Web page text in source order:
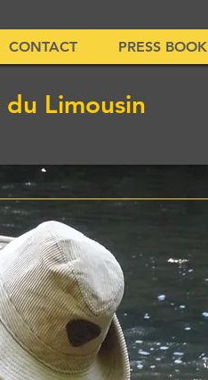
CONTACT PRESS BOOK
Limousin